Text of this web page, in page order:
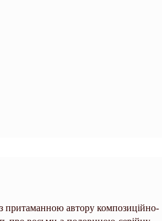
притаманною автору композиційно-